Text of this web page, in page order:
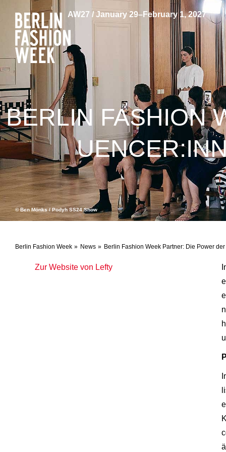
AW27 / January 29–February 1, 2027
Berlin Fashion Week News Berlin Fashion Week Partner: Die Power
BERLIN FASHION
© Ben Mönks / Podyh SS24 Show
Zur Website von Lefty